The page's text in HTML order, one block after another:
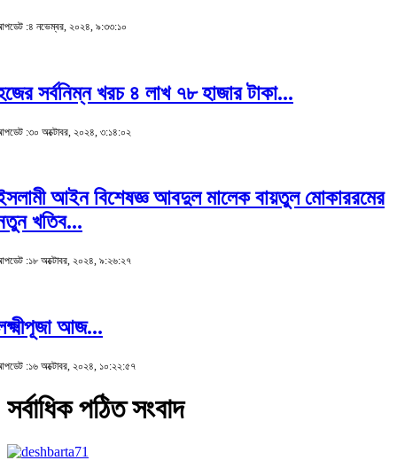
:৪ নভেম্বর, ২০২৪, ৯:৩৩:১০
সর্বনিম্ন খরচ ৪ লাখ ৭৮ হাজার টাকা...
:৩০ অক্টোবর, ২০২৪, ৩:১৪:০২
আইন বিশেষজ্ঞ আবদুল মালেক বায়তুল মোকাররমের
খতিব...
:১৮ অক্টোবর, ২০২৪, ৯:২৬:২৭
আজ...
:১৬ অক্টোবর, ২০২৪, ১০:২২:৫৭
সর্বাধিক পঠিত সংবাদ